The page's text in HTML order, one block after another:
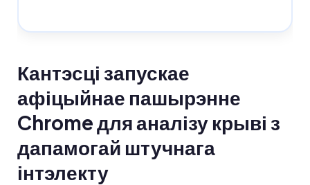
Кантэсці запускае
афіцыйнае пашырэнне
Chrome для аналізу крыві з
дапамогай штучнага
інтэлекту